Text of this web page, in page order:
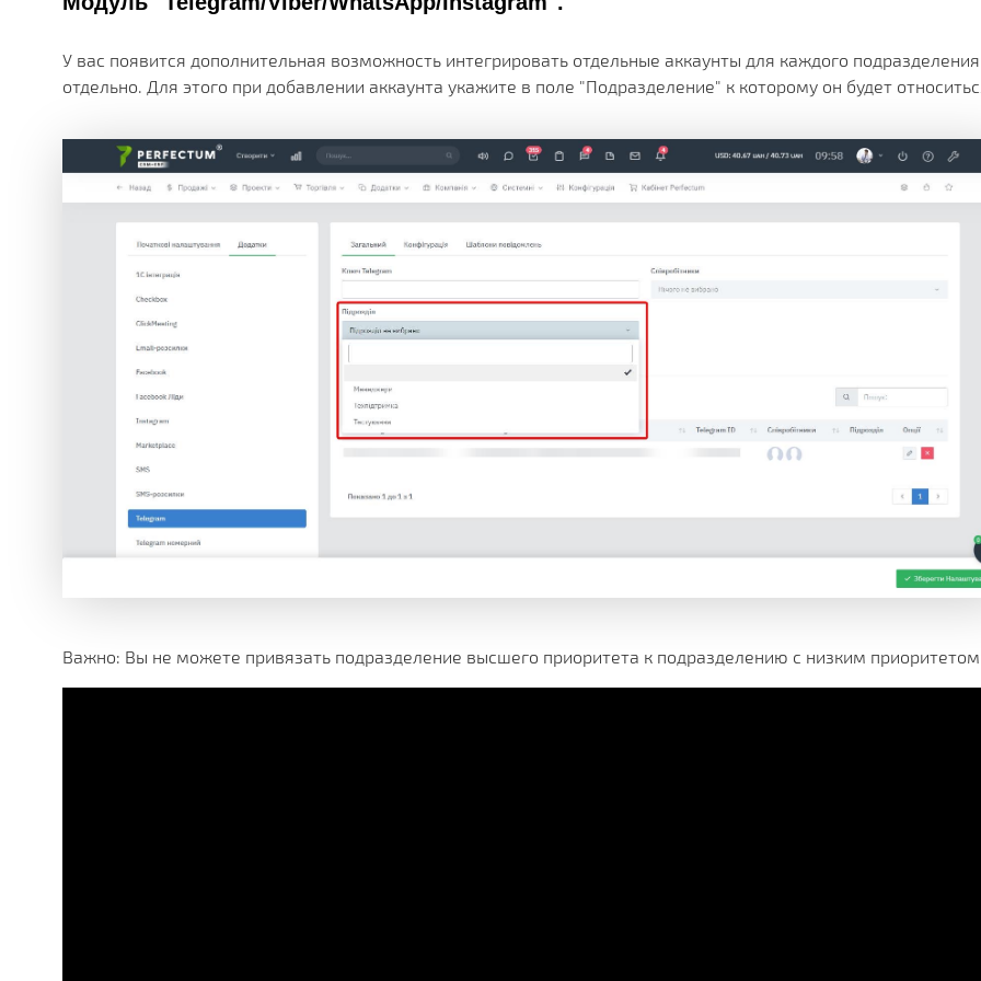
У вас появится дополнительная возможность интегрировать отдельные аккаунты для каждого подразделения
отдельно. Для этого при добавлении аккаунта укажите в поле "Подразделение" к которому он будет
Важно: Вы не можете привязать подразделение высшего приоритета к подразделению с низким